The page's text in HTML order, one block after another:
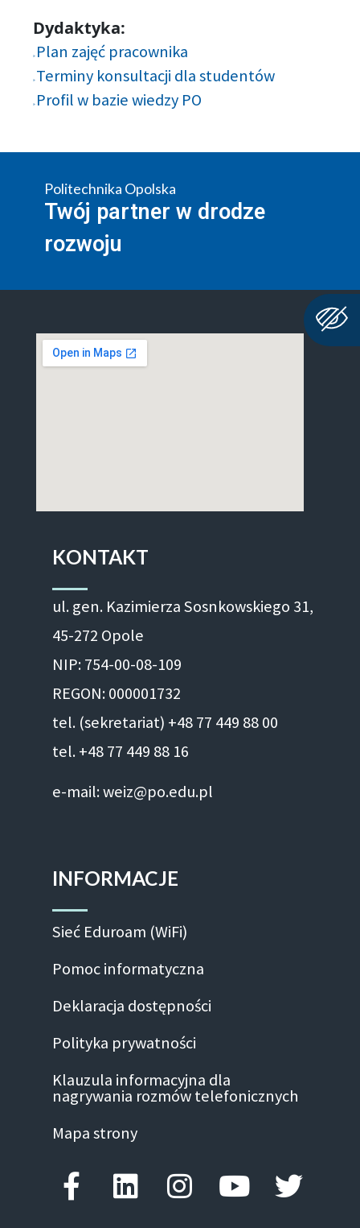
Dydaktyka:
Plan zajęć pracownika
Terminy konsultacji dla studentów
Profil w bazie wiedzy PO
Politechnika Opolska
Twój partner w drodze
rozwoju
KONTAKT
ul. gen. Kazimierza Sosnkowskiego 31,
45-272 Opole
NIP: 754-00-08-109
REGON: 000001732
tel. (sekretariat) +48 77 449 88 00
tel. +48 77 449 88 16
e-mail: weiz@po.edu.pl
INFORMACJE
Sieć Eduroam (WiFi)
Pomoc informatyczna
Deklaracja dostępności
Polityka prywatności
Klauzula informacyjna dla
nagrywania rozmów telefonicznych
Mapa strony
Facebook-f
LinkedinInstagram
Youtube